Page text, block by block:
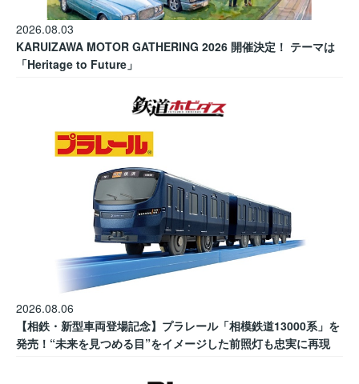
2026.08.03
KARUIZAWA MOTOR GATHERING 2026 開催決定！ テーマは
「Heritage to Future」
2026.08.06
【相鉄・新型車両登場記念】プラレール「相模鉄道13000系」を
発売！“未来を見つめる目”をイメージした前照灯も忠実に再現